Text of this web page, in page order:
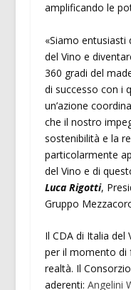
amplificando le
«Siamo
del Vino e
360 gradi del
di successo con i
un’azione
che il nostro
sostenibilità e la
particolarmente
del Vino e di
Luca Rigotti,
Gruppo
Il CDA di Italia
per il momento di
realtà. Il
aderenti: Angelini